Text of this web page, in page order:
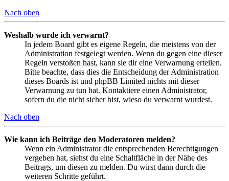
Nach oben
Weshalb wurde ich verwarnt?
In jedem Board gibt es eigene Regeln, die meistens von der
Administration festgelegt werden. Wenn du gegen eine dieser
Regeln verstoßen hast, kann sie dir eine Verwarnung erteilen.
Bitte beachte, dass dies die Entscheidung der Administration
dieses Boards ist und phpBB Limited nichts mit dieser
Verwarnung zu tun hat. Kontaktiere einen Administrator,
sofern du die nicht sicher bist, wieso du verwarnt wurdest.
Nach oben
Wie kann ich Beiträge den Moderatoren melden?
Wenn ein Administrator die entsprechenden Berechtigungen
vergeben hat, siehst du eine Schaltfläche in der Nähe des
Beitrags, um diesen zu melden. Du wirst dann durch die
weiteren Schritte geführt.